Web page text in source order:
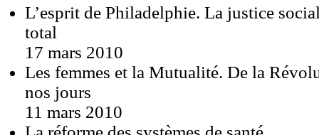
L’esprit de Philadelphie. La justice
total
17 mars 2010
Les femmes et la Mutualité. De la
nos jours
11 mars 2010